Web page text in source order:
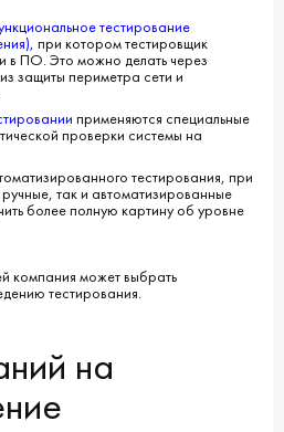
тестирование
, при котором тестировщик
в ПО. Это можно делать через
защиты периметра сети и
применяются специальные
проверки системы на
тестирования, при
так и автоматизированные
более полную картину об уровне
компания может выбрать
тестирования.
на